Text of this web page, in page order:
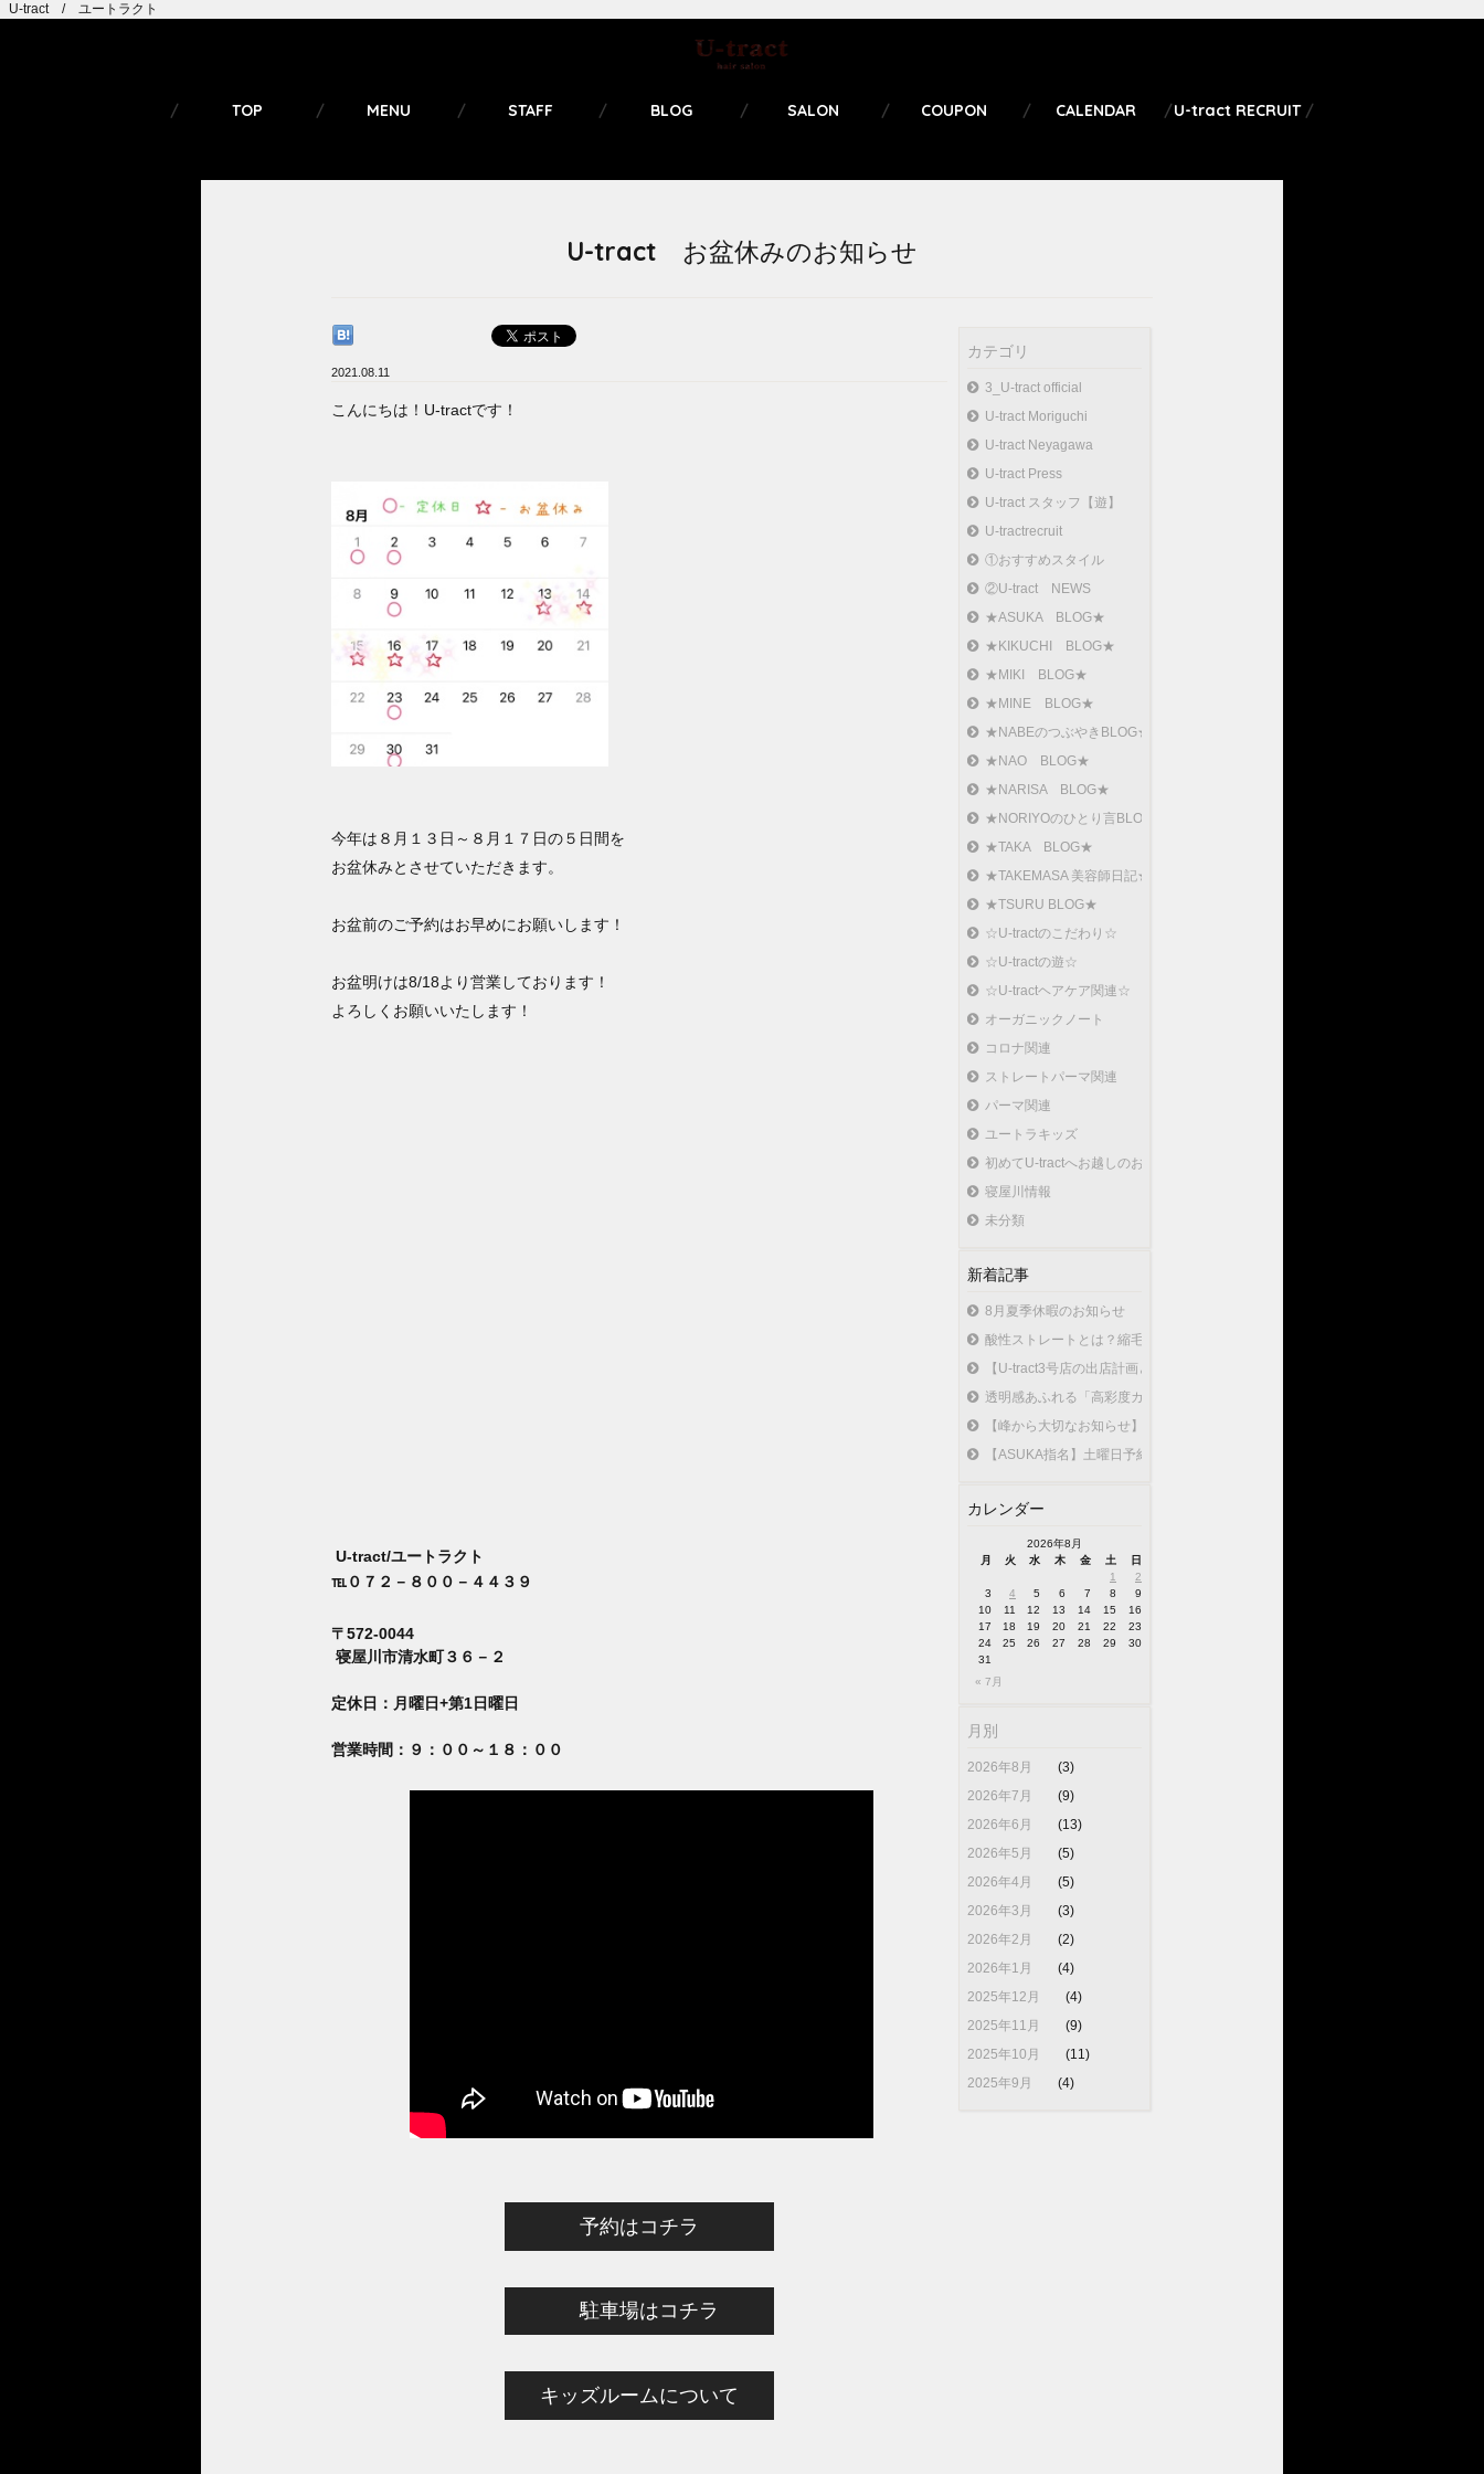
U-tract / ユートラクト
TOP MENU STAFF BLOG SALON COUPON CALENDAR U-tract RECRUIT
U-tract お盆休みのお知らせ
2021.08.11
こんにちは！U-tractです！
今年は８月１３日～８月１７日の５日間を
お盆休みとさせていただきます。
お盆前のご予約はお早めにお願いします！
お盆明けは8/18より営業しております！
よろしくお願いいたします！
U-tract/ユートラクト
℡０７２－８００－４４３９
〒572-0044
寝屋川市清水町３６－２
定休日：月曜日+第1日曜日
営業時間：９：００～１８：００
予約はコチラ
駐車場はコチラ
キッズルームについて
カテゴリ
3_U-tract official
U-tract Moriguchi
U-tract Neyagawa
U-tract Press
U-tract スタッフ【遊】
U-tractrecruit
①おすすめスタイル
②U-tract NEWS
★ASUKA BLOG★
★KIKUCHI BLOG★
★MIKI BLOG★
★MINE BLOG★
★NABEのつぶやきBLOG★
★NAO BLOG★
★NARISA BLOG★
★NORIYOのひとり言BLOG
★TAKA BLOG★
★TAKEMASA 美容師日記★
★TSURU BLOG★
☆U-tractのこだわり☆
☆U-tractの遊☆
☆U-tractヘアケア関連☆
オーガニックノート
コロナ関連
ストレートパーマ関連
パーマ関連
ユートラキッズ
初めてU-tractへお越しのお客様へ…
寝屋川情報
未分類
新着記事
8月夏季休暇のお知らせ
酸性ストレートとは？縮毛矯正との違いやU-tractの酸性ストレートが選ばれている
【U-tract3号店の出店計画と今後の渡辺の出勤店舗について】
透明感あふれる「高彩度カラー」が人気！大人女性が選ぶこの夏最旬のヘアカラー
【峰から大切なお知らせ】10月1日から新店舗U-tractNorthGardenへ異動いたしま
【ASUKA指名】土曜日予約が可能になりました！
カレンダー
2026年8月
月
火 水 木 金 土 日
« 7月
1
2
3
4 5 6 7 8
9
10
11 12 13 14 15
16
17
18 19 20 21 22
23
24
25 26 27 28 29
30
31
月別
2026年8月
(3)
2026年7月
(9)
2026年6月
(13)
2026年5月
(5)
2026年4月
(5)
2026年3月
(3)
2026年2月
(2)
2026年1月
(4)
2025年12月
(4)
2025年11月
(9)
2025年10月
(11)
2025年9月
(4)